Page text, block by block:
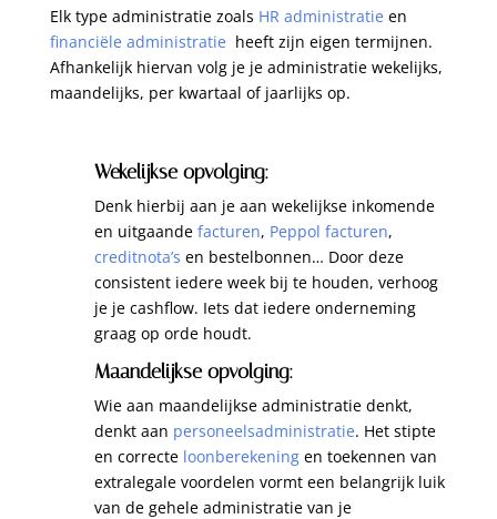
Elk type administratie zoals HR administratie en
financiële administratie heeft zijn eigen termijnen.
Afhankelijk hiervan volg je je administratie wekelijks,
maandelijks, per kwartaal of jaarlijks op.
Wekelijkse opvolging:
Denk hierbij aan je aan wekelijkse inkomende
en uitgaande facturen, Peppol facturen,
creditnota’s en bestelbonnen… Door deze
consistent iedere week bij te houden, verhoog
je je cashflow. Iets dat iedere onderneming
graag op orde houdt.
Maandelijkse opvolging:
Wie aan maandelijkse administratie denkt,
denkt aan personeelsadministratie. Het stipte
en correcte loonberekeningen toekennen van
extralegale voordelen vormt een belangrijk luik
van de gehele administratie van je